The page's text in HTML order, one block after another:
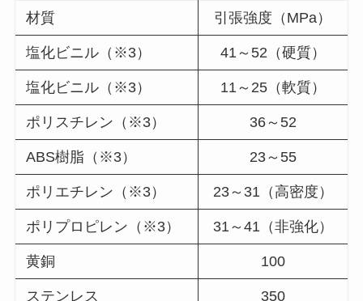
材質 引張強度（MPa）
塩化ビニル（※3） 41～52（硬質）
塩化ビニル（※3） 11～25（軟質）
ポリスチレン（※3） 36～52
ABS樹脂（※3） 23～55
ポリエチレン（※3） 23～31（高密度）
ポリプロピレン（※3） 31～41（非強化）
黄銅 100
ステンレス 350